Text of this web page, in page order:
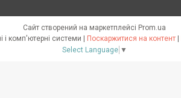
Сайт створений на маркетплейсі Prom.ua
Поскаржитися на контент
Select Language ▼